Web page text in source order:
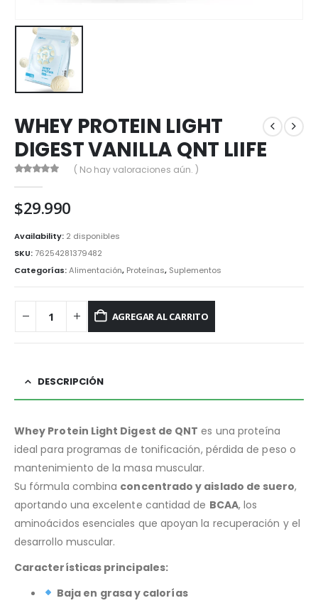
WHEY PROTEIN LIGHT
DIGEST VANILLA QNT LIIFE
( No hay valoraciones aún. )
$29.990
Availability: 2 disponibles
SKU:76254281379482
Categorías:Alimentación, Proteínas, Suplementos
AGREGAR AL CARRITO
DESCRIPCIÓN
Whey Protein Light Digest de QNT es una proteína
ideal para programas de tonificación, pérdida de peso o
mantenimiento de la masa muscular.
Su fórmula combina concentrado y aislado de suero,
aportando una excelente cantidad de BCAA, los
aminoácidos esenciales que apoyan la recuperación y el
desarrollo muscular.
Características principales:
Baja en grasa y calorías